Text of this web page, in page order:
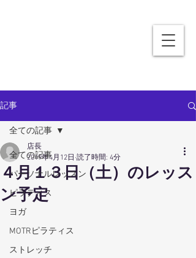
記事
全ての記事
パーソナルレッスン
ピラティス
ヨガ
MOTRピラティス
ストレッチ
全ての記事
４月１３日（土）のレッス
ン予定
店長
2019年4月12日 読了時間: 4分